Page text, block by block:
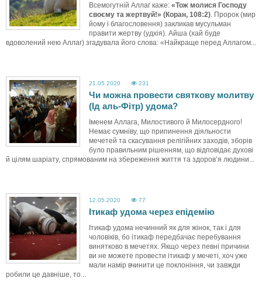
Всемогутній Аллаг каже: «Тож молися Господу
своєму та жертвуй!» (Коран, 108:2) . Пророк (мир
йому і благословення) закликав мусульман
правити жертву (удхія). Айша (хай буде
вдоволений нею Аллаг) згадувала його слова: «Найкраще перед Аллагом...
21.05.2020 231
Чи можна провести святкову молитву
(Ід аль-Фітр) удома?
Іменем Аллага, Милостивого й Милосердного!
Немає сумніву, що припинення діяльности
мечетей та скасування релігійних заходів, зборів
було правильним рішенням, що відповідає духові
й цілям шаріату, спрямованим на збереження життя та здоров’я людини...
12.05.2020 77
Ітикаф удома через епідемію
Ітикаф удома нечинний як для жінок, так і для
чоловіків, бо ітикаф передбачає перебування
винятково в мечетях. Якщо через певні причини
ви не можете провести ітикаф у мечеті, хоч уже
мали намір вчинити це поклоніння, чи завжди
робили це давніше, то...